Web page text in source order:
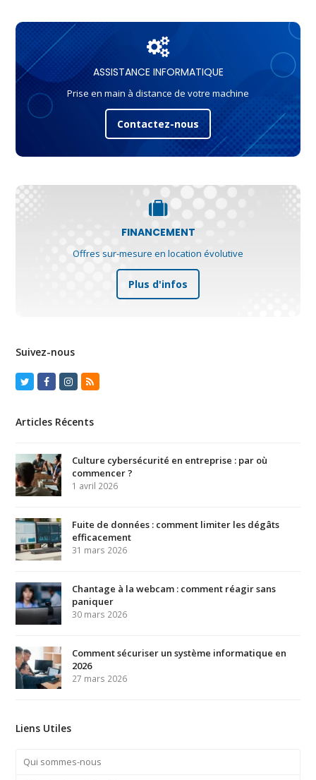
ASSISTANCE INFORMATIQUE
Prise en main à distance de votre machine
Contactez-nous
FINANCEMENT
Offres sur-mesure en location évolutive
Plus d'infos
Suivez-nous
TwitterFacebook
Instagram
RSS
Articles Récents
Culture cybersécurité en entreprise : par où
commencer ?
1 avril 2026
Fuite de données : comment limiter les dégâts
efficacement
31 mars 2026
Chantage à la webcam : comment réagir sans
paniquer
30 mars 2026
Comment sécuriser un système informatique en
2026
27 mars 2026
Liens Utiles
Qui sommes-nous